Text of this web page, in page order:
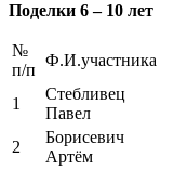
Поделки 6 – 10 лет
№
п/п
Ф.И.участника
1
Стебливец
Павел
2
Борисевич
Артём